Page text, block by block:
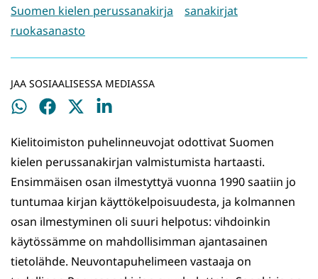
Suomen kielen perussanakirja
sanakirjat
ruokasanasto
JAA SOSIAALISESSA MEDIASSA
Jaa
Jaa
Jaa
Jaa
Kielitoimiston puhelinneuvojat odottivat Suomen
kielen perussanakirjan valmistumista hartaasti.
Ensimmäisen osan ilmestyttyä vuonna 1990 saatiin jo
tuntumaa kirjan käyttökelpoisuudesta, ja kolmannen
osan ilmestyminen oli suuri helpotus: vihdoinkin
käytössämme on mahdollisimman ajantasainen
tietolähde. Neuvontapuhelimeen vastaaja on